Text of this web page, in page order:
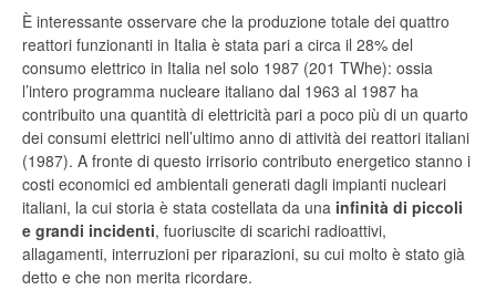
È interessante osservare che la produzione totale dei quattro
reattori funzionanti in Italia è stata pari a circa il 28% del
consumo elettrico in Italia nel solo 1987 (201 TWhe): ossia
l’intero programma nucleare italiano dal 1963 al 1987 ha
contribuito una quantità di elettricità pari a poco più di un quarto
dei consumi elettrici nell’ultimo anno di attività dei reattori italiani
(1987). A fronte di questo irrisorio contributo energetico stanno i
costi economici ed ambientali generati dagli impianti nucleari
italiani, la cui storia è stata costellata da una infinità di piccoli
e grandi incidenti, fuoriuscite di scarichi radioattivi,
allagamenti, interruzioni per riparazioni, su cui molto è stato già
detto e che non merita ricordare.